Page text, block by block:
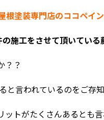
根塗装専門店のココペイン
施工をさせて頂いている
？？
言われているのをご存知
ットがたくさんあるとも